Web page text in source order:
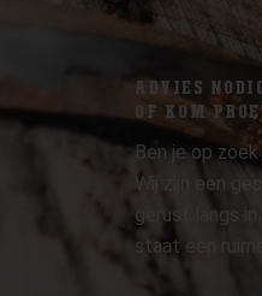
ADVIES
OF KOM
Ben je op
Wij zijn een
gerust langs
staat een